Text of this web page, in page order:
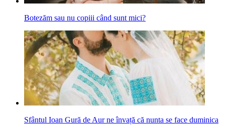
Botezăm sau nu copiii când sunt mici?
Sfântul Ioan Gură de Aur ne învață că nunta se face duminica